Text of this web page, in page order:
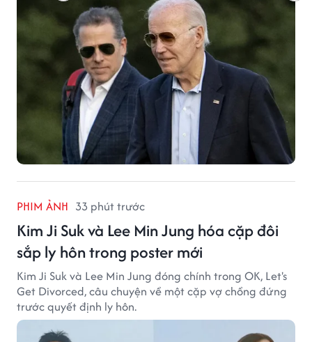
PHIM ẢNH 33 phút trước
Kim Ji Suk và Lee Min Jung hóa cặp đôi
sắp ly hôn trong poster mới
Kim Ji Suk và Lee Min Jung đóng chính trong OK, Let's
Get Divorced, câu chuyện về một cặp vợ chồng đứng
trước quyết định ly hôn.